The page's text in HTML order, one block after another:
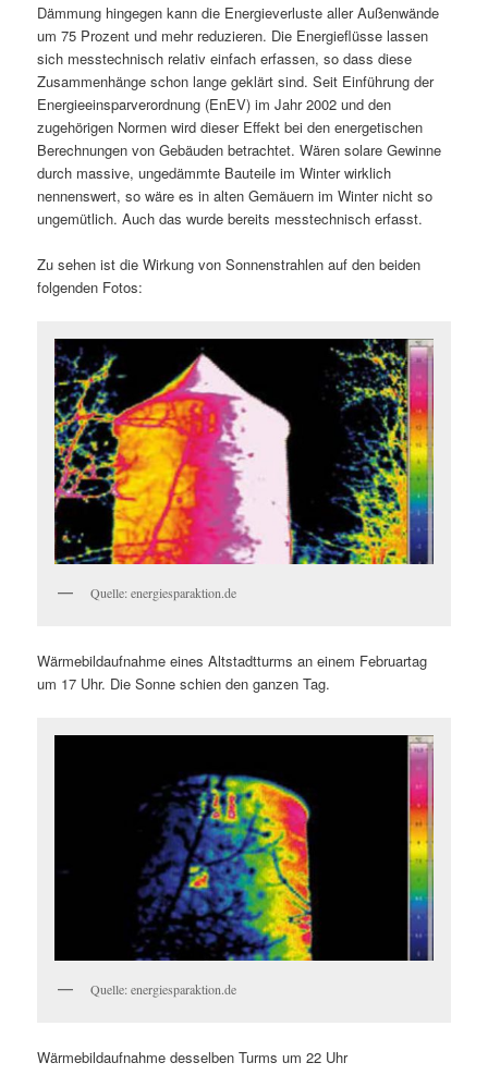
Dämmung hingegen kann die Energieverluste aller Außenwände
um 75 Prozent und mehr reduzieren. Die Energieflüsse lassen
sich messtechnisch relativ einfach erfassen, so dass diese
Zusammenhänge schon lange geklärt sind. Seit Einführung der
Energieeinsparverordnung (EnEV) im Jahr 2002 und den
zugehörigen Normen wird dieser Effekt bei den energetischen
Berechnungen von Gebäuden betrachtet. Wären solare Gewinne
durch massive, ungedämmte Bauteile im Winter wirklich
nennenswert, so wäre es in alten Gemäuern im Winter nicht so
ungemütlich. Auch das wurde bereits messtechnisch erfasst.
Zu sehen ist die Wirkung von Sonnenstrahlen auf den beiden
folgenden Fotos:
Quelle: energiesparaktion.de
Wärmebildaufnahme eines Altstadtturms an einem Februartag
um 17 Uhr. Die Sonne schien den ganzen Tag.
Quelle: energiesparaktion.de
Wärmebildaufnahme desselben Turms um 22 Uhr